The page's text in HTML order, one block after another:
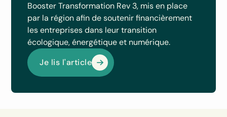
Booster Transformation Rev 3, mis en place
par la région afin de soutenir financièrement
les entreprises dans leur transition
écologique, énergétique et numérique.
Je lis l'article